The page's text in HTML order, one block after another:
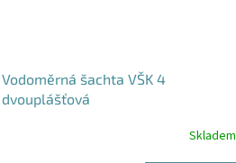
Vodoměrná šachta VŠK 4
dvouplášťová
Skladem